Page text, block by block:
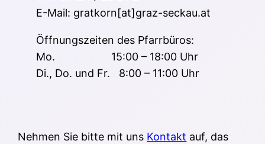
E-Mail: gratkorn[at]graz-seckau.at
Öffnungszeiten des Pfarrbüros:
Mo. 15:00 – 18:00 Uhr
Di., Do. und Fr. 8:00 – 11:00 Uhr
Nehmen Sie bitte mit uns Kontakt auf, das